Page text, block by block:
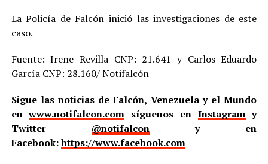
La Policía de Falcón inició las investigaciones de este
caso.
Fuente: Irene Revilla CNP: 21.641 y Carlos Eduardo
García CNP: 28.160/ Notifalcón
Sigue las noticias de Falcón, Venezuela y el Mundo
enwww.notifalcon.com síguenos en Instagramy
Twitter @notifalcony en
Facebook:https://www.facebook.com